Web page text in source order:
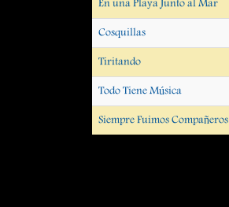
En una Playa Junto al Mar
Cosquillas
Tiritando
Todo Tiene Música
Siempre Fuimos Compañeros